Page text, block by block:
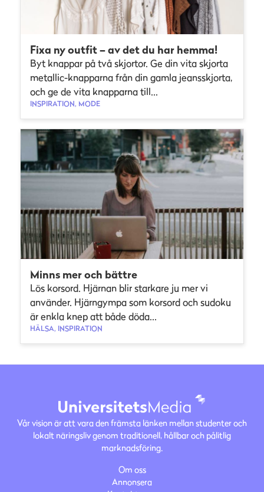
Fixa ny outfit – av det du har hemma!
Byt knappar på två skjortor. Ge din vita skjorta
metallic-knapparna från din gamla jeansskjorta,
och ge de vita knapparna till...
INSPIRATION, MODE
Minns mer och bättre
Lös korsord. Hjärnan blir starkare ju mer vi
använder. Hjärngympa som korsord och sudoku
är enkla knep att både döda...
HÄLSA, INSPIRATION
Vår vision är att vara den främsta länken mellan studenter och
lokalt näringsliv genom traditionell, hållbar och pålitlig
marknadsföring.
Om oss
Annonsera